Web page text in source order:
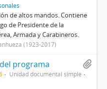
de altos mandos. Contiene
de Presidente de la
Armada y Carabineros.
(1923-2017)
programa
Unidad documental simple